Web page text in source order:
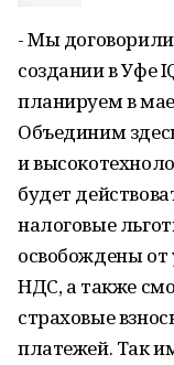
- Мы
создании в Уфе
планируем в
Объединим
и
будет
налоговые
освобождены
НДС, а также
страховые
платежей. Так